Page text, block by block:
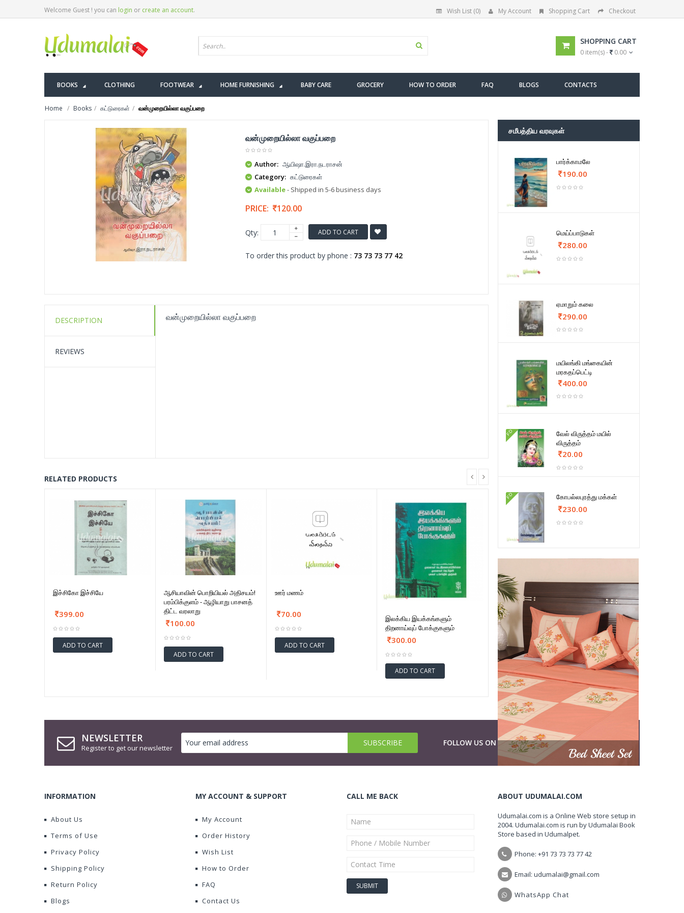
Welcome Guest ! you can login or create an account. Wish List (0) My Account Shopping Cart Checkout
SHOPPING CART
0 item(s) - 0.00
BOOKS CLOTHING FOOTWEAR HOME FURNISHING BABY CARE GROCERY HOW TO ORDER FAQ BLOGS CONTACTS
Home Books கட்டுரைகள் வன்முறையில்லா வகுப்பறை
வன்முறையில்லா வகுப்பறை
Author: ஆயிஷா.இரா.நடராசன்
Category: கட்டுரைகள்
Available- Shipped in 5-6 business days
PRICE: 120.00
Qty: ADD TO CART
To order this product by phone : 73 73 73 77 42
DESCRIPTION
REVIEWS
வன்முறையில்லா வகுப்பறை
RELATED PRODUCTS
இச்சிகோ இச்சியே
399.00
ADD TO CART
ஆசியாவின் பொறியியல் அதிசயம்!
பரம்பிக்குளம் - ஆழியாறு பாசனத்
திட்ட வரலாறு
100.00
ADD TO CART
ஊர் மணம்
70.00
ADD TO CART
இலக்கிய இயக்கங்களும்
திறனாய்வுப் போக்குகளும்
300.00
ADD TO CART
சமீபத்திய வரவுகள்
பார்க்காமலே
190.00
மெய்ப்பாடுகள்
280.00
ஏமாறும் கலை
290.00
மயிலங்கி மங்கையின்
மரகதப்பெட்டி
400.00
FD
வேல் விருத்தம் மயில்
விருத்தம்
20.00
FD கோபல்லபுரத்து மக்கள்
230.00
NEWSLETTER
Register to get our newsletter
FOLLOW US ON
INFORMATION
About Us
Terms of Use
Privacy Policy
Shipping Policy
Return Policy
Blogs
MY ACCOUNT & SUPPORT
My Account
Order History
Wish List
How to Order
FAQ
Contact Us
CALL ME BACK ABOUT UDUMALAI.COM
Udumalai.com is a Online Web store setup in
2004. Udumalai.com is run by Udumalai Book
Store based in Udumalpet.
Phone: +91 73 73 73 77 42
Email: udumalai@gmail.com
WhatsApp Chat